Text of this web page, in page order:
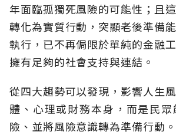
年面臨孤獨死風險的可能性；且
轉化為實質行動，突顯老後準備
執行，已不再侷限於單純的金融
擁有足夠的社會支持與連結。
從四大趨勢可以發現，影響人生
體、心理或財務本身，而是民
險、並將風險意識轉為準備行動